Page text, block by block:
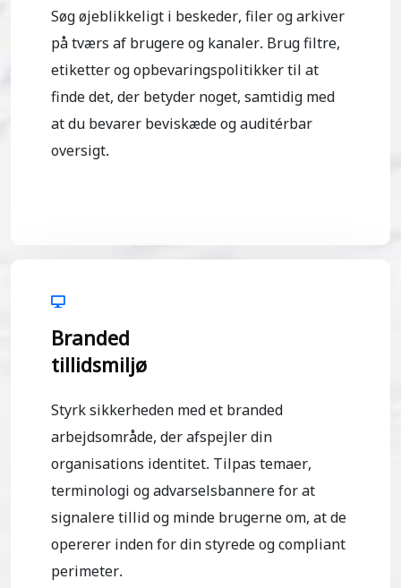
Søg øjeblikkeligt i beskeder, filer og arkiver
på tværs af brugere og kanaler. Brug filtre,
etiketter og opbevaringspolitikker til at
finde det, der betyder noget, samtidig med
at du bevarer beviskæde og auditérbar
oversigt.
Branded
tillidsmiljø
Styrk sikkerheden med et branded
arbejdsområde, der afspejler din
organisations identitet. Tilpas temaer,
terminologi og advarselsbannere for at
signalere tillid og minde brugerne om, at de
opererer inden for din styrede og compliant
perimeter.